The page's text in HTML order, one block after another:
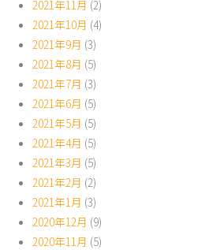
2021年11月 (2)
2021年10月 (4)
2021年9月 (3)
2021年8月 (5)
2021年7月 (3)
2021年6月 (5)
2021年5月 (5)
2021年4月 (5)
2021年3月 (5)
2021年2月 (2)
2021年1月 (3)
2020年12月 (9)
2020年11月 (5)